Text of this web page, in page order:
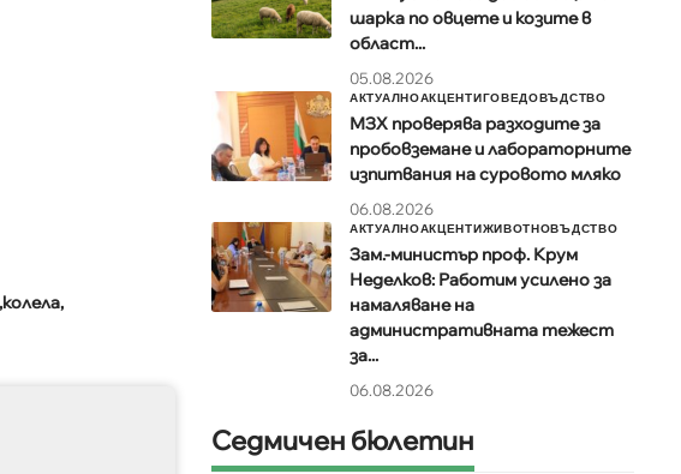
колела
шарка по овцете и козите в
област...
05.08.2026
АКТУАЛНОАКЦЕНТИГОВЕДОВЪДСТВО
МЗХ проверява разходите за
пробовземане и лабораторните
изпитвания на суровото мляко
06.08.2026
АКТУАЛНОАКЦЕНТИЖИВОТНОВЪДСТВО
Зам.-министър проф. Крум
Неделков: Работим усилено за
намаляване на
административната тежест
за...
06.08.2026
Седмичен бюлетин